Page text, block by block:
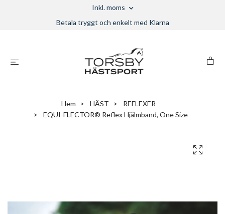
Inkl. moms
Betala tryggt och enkelt med Klarna
Hem HÄST
REFLEXER
EQUI-FLECTOR® Reflex Hjälmband, One Size